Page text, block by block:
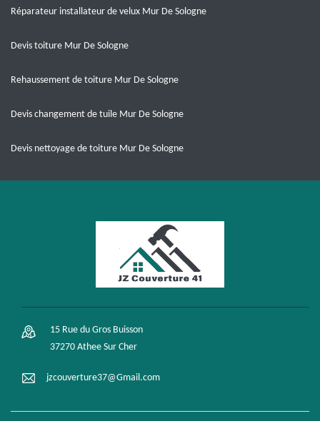
Réparateur installateur de velux Mur De Sologne
Devis toiture Mur De Sologne
Rehaussement de toiture Mur De Sologne
Devis changement de tuile Mur De Sologne
Devis nettoyage de toiture Mur De Sologne
15 Rue du Gros Buisson
37270 Athee Sur Cher
jzcouverture37@Gmail.com